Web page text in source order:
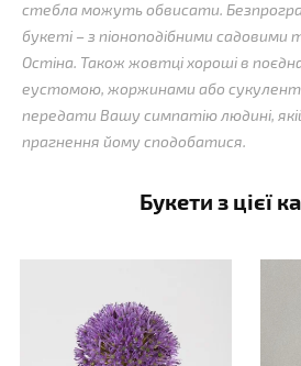
стебла можуть обвисати.
букеті – з піоноподібними садовими
Остіна. Також жовтці хороші в
еустомою, жоржинами або
передати Вашу симпатію людині,
прагнення йому сподобатися.
Букети з цієї